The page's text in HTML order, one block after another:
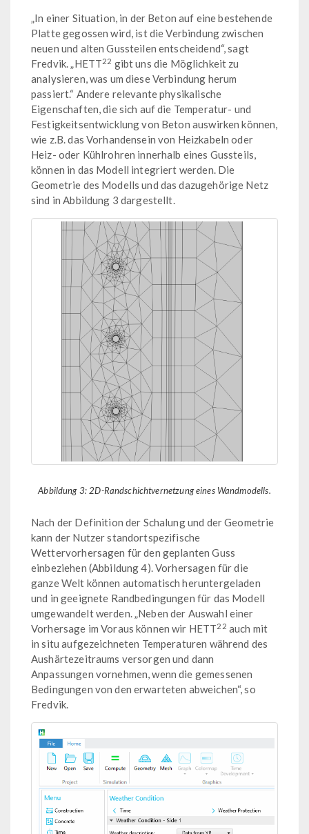
„In einer Situation, in der Beton auf eine bestehende
Platte gegossen wird, ist die Verbindung zwischen
neuen und alten Gussteilen entscheidend“, sagt
Fredvik. „HETT22 gibt uns die Möglichkeit zu
analysieren, was um diese Verbindung herum
passiert.“ Andere relevante physikalische
Eigenschaften, die sich auf die Temperatur- und
Festigkeitsentwicklung von Beton auswirken können,
wie z.B. das Vorhandensein von Heizkabeln oder
Heiz- oder Kühlrohren innerhalb eines Gussteils,
können in das Modell integriert werden. Die
Geometrie des Modells und das dazugehörige Netz
sind in Abbildung 3 dargestellt.
Abbildung 3: 2D-Randschichtvernetzung eines Wandmodells.
Nach der Definition der Schalung und der Geometrie
kann der Nutzer standortspezifische
Wettervorhersagen für den geplanten Guss
einbeziehen (Abbildung 4). Vorhersagen für die
ganze Welt können automatisch heruntergeladen
und in geeignete Randbedingungen für das Modell
umgewandelt werden. „Neben der Auswahl einer
Vorhersage im Voraus können wir HETT22 auch mit
in situ aufgezeichneten Temperaturen während des
Aushärtezeitraums versorgen und dann
Anpassungen vornehmen, wenn die gemessenen
Bedingungen von den erwarteten abweichen“, so
Fredvik.